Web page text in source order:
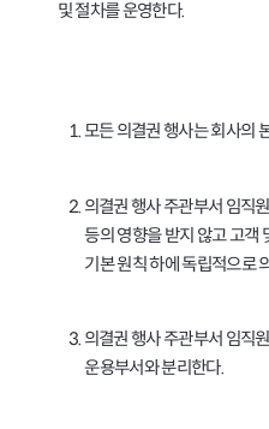
및 절차를 운영한다.
1.모든 의결권 행사는 회사의
2. 의결권 행사 주관부서 임직
등의 영향을 받지 않고 고객
기본 원칙 하에 독립적으로
3. 의결권 행사 주관부서 임직
운용부서와 분리한다.